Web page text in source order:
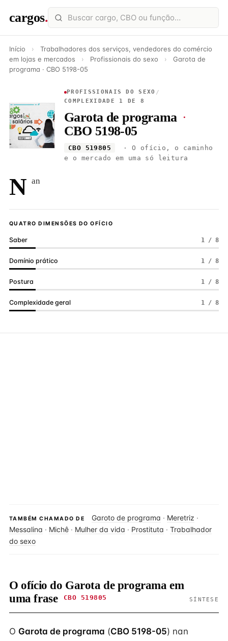
cargos.
Início ›
Trabalhadores dos serviços, vendedores do comércio
em lojas e mercados
› Profissionais do sexo ›
Garota de
programa · CBO 5198-05
PROFISSIONAIS DO SEXO /
COMPLEXIDADE 1 DE 8
Garota de programa ·
CBO 5198-05
CBO 519805
· O ofício, o caminho
e o mercado em uma só leitura
N an
QUATRO DIMENSÕES DO OFÍCIO
Saber 1 / 8
Domínio prático 1 / 8
Postura 1 / 8
Complexidade geral 1 / 8
TAMBÉM CHAMADO DE Garoto de programa · Meretriz ·
Messalina · Michê · Mulher da vida · Prostituta · Trabalhador
do sexo
O ofício do Garota de programa em
uma frase
CBO 519805 SÍNTESE
O Garota de programa (CBO 5198-05) nan